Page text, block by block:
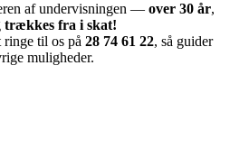
af undervisningen — over 30 år,
trækkes fra i skat!
til os på 28 74 61 22, så guider
muligheder.